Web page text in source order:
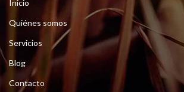
Inicio
Quiénes somos
Servicios
Blog
Contacto